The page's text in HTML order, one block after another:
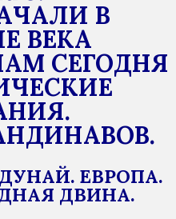
В
ВЕКА
СЕГОДНЯ
ЕВРОПА.
ДВИНА.